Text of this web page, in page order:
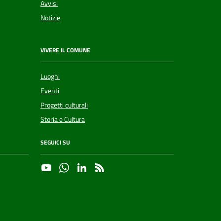
Avvisi
Notizie
VIVERE IL COMUNE
Luoghi
Eventi
Progetti culturali
Storia e Cultura
SEGUICI SU
YouTube WhatsappLinkedin